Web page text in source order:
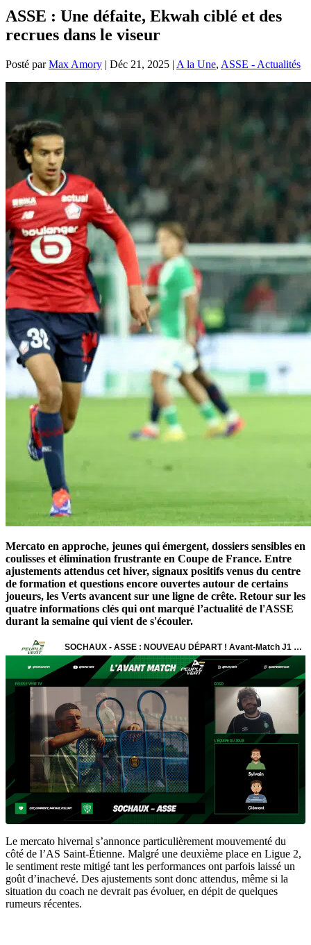
ASSE : Une défaite, Ekwah ciblé et des
recrues dans le viseur
Posté parMax Amory | Déc 21, 2025 | A la Une, ASSE - Actualités
Mercato en approche, jeunes qui émergent, dossiers sensibles en
coulisses et élimination frustrante en Coupe de France. Entre
ajustements attendus cet hiver, signaux positifs venus du centre
de formation et questions encore ouvertes autour de certains
joueurs, les Verts avancent sur une ligne de crête. Retour sur les
quatre informations clés qui ont marqué l’actualité de l'ASSE
durant la semaine qui vient de s'écouler.
Le mercato hivernal s’annonce particulièrement mouvementé du
côté de l’AS Saint-Étienne. Malgré une deuxième place en Ligue 2,
le sentiment reste mitigé tant les performances ont parfois laissé un
goût d’inachevé. Des ajustements sont donc attendus, même si la
situation du coach ne devrait pas évoluer, en dépit de quelques
rumeurs récentes.